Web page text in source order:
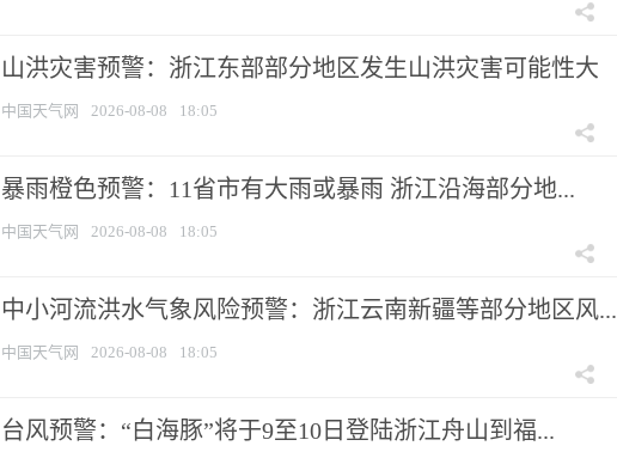
山洪灾害预警：浙江东部部分地区发生山洪灾害可能性大
中国天气网 2026-08-08 18:05
暴雨橙色预警：11省市有大雨或暴雨 浙江沿海部分地...
中国天气网 2026-08-08 18:05
中小河流洪水气象风险预警：浙江云南新疆等部分地区风...
中国天气网 2026-08-08 18:05
台风预警：“白海豚”将于9至10日登陆浙江舟山到福...